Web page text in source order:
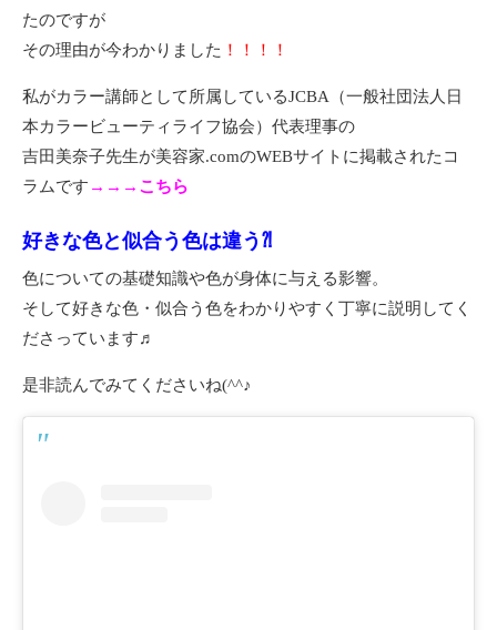
たのですが
その理由が今わかりました ！！！！
私がカラー講師として所属しているJCBA（一般社団法人日
本カラービューティライフ協会） 代表理事の
吉田美奈子先生が美容家.comのWEBサイトに掲載されたコ
ラムです →→→こちら
好きな色と似合う色は違う⁈
色についての基礎知識や色が身体に与える影響。
そして好きな色・似合う色をわかりやすく丁寧に説明してく
ださっています♬
是非読んでみてくださいね(^^♪